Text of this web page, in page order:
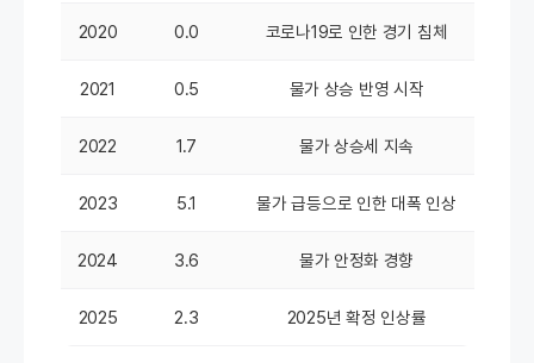
2020 0.0 코로나19로 인한 경기 침체
2021 0.5 물가 상승 반영 시작
2022 1.7 물가 상승세 지속
2023 5.1 물가 급등으로 인한 대폭 인상
2024 3.6 물가 안정화 경향
2025 2.3 2025년 확정 인상률